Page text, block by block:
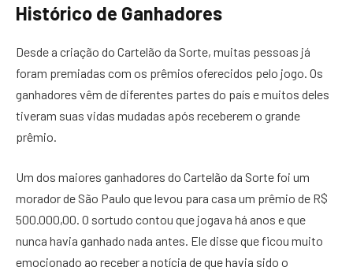
Histórico de Ganhadores
Desde a criação do Cartelão da Sorte, muitas pessoas já
foram premiadas com os prêmios oferecidos pelo jogo. Os
ganhadores vêm de diferentes partes do país e muitos deles
tiveram suas vidas mudadas após receberem o grande
prêmio.
Um dos maiores ganhadores do Cartelão da Sorte foi um
morador de São Paulo que levou para casa um prêmio de R$
500.000,00. O sortudo contou que jogava há anos e que
nunca havia ganhado nada antes. Ele disse que ficou muito
emocionado ao receber a notícia de que havia sido o